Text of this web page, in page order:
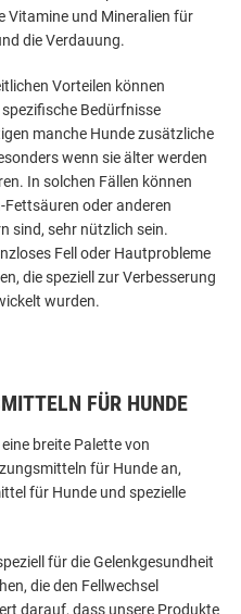
Vitamine und Mineralien für
die Verdauung.
Vorteilen können
Bedürfnisse
manche Hunde zusätzliche
wenn sie älter werden
In solchen Fällen können
Fettsäuren oder anderen
sind, sehr nützlich sein.
Fell oder Hautprobleme
die speziell zur Verbesserung
wurden.
FÜR HUNDE
breite Palette von
für Hunde an,
für Hunde und spezielle
für die Gelenkgesundheit
die den Fellwechsel
darauf, dass unsere Produkte